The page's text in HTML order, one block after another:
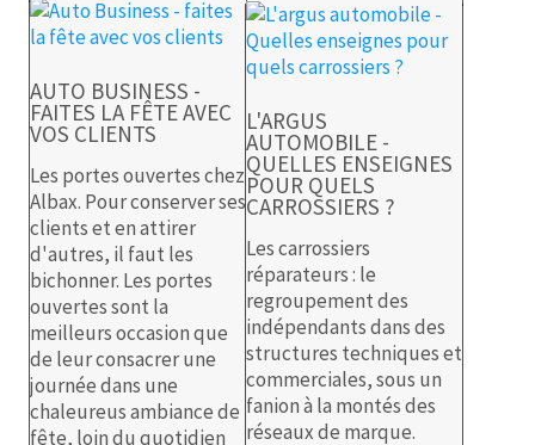
AUTO BUSINESS -
FAITES LA FÊTE AVEC
VOS CLIENTS
Les portes ouvertes chez
Albax. Pour conserver ses
clients et en attirer
d'autres, il faut les
bichonner. Les portes
ouvertes sont la
meilleurs occasion que
de leur consacrer une
journée dans une
chaleureus ambiance de
fête, loin du quotidien
L'ARGUS
AUTOMOBILE -
QUELLES ENSEIGNES
POUR QUELS
CARROSSIERS ?
Les carrossiers
réparateurs : le
regroupement des
indépendants dans des
structures techniques et
commerciales, sous un
fanion à la montés des
réseaux de marque.